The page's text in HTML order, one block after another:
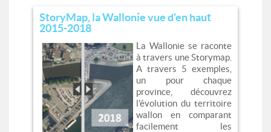
StoryMap, la Wallonie vue d'en haut
2015-2018
La Wallonie se raconte
à travers une Storymap.
A travers 5 exemples,
un pour chaque
province, découvrez
l'évolution du territoire
wallon en comparant
facilement les